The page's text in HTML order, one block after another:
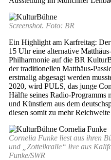
Screenshot. Foto: BR
Ein Highlight am Karfreitag:
15 Uhr eine alternative
Philharmonie auf die BR
der traditionellen Matthäus-
erstmalig abgesagt werden
2020, wird PULS, das junge
Hälfte seines Radio-
und Künstlern aus dem
diesen somit zu mehr
Cornelia Funke liest aus ihren
und „Zottelkralle“ live aus
Funke/SWR